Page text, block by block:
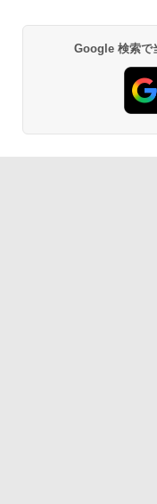
Google 検索で